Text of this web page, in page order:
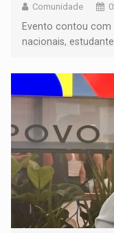
Comunidade
Evento contou
nacionais,